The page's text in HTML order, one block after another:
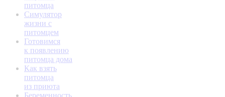
питомца
Симулятор
жизни с
питомцем
Готовимся
к появлению
питомца дома
Как взять
питомца
из приюта
Беременность